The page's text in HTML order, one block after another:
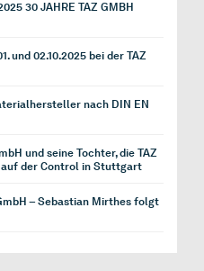
30 JAHRE TAZ GMBH
und 02.10.2025 bei der TAZ
nach DIN EN
und seine Tochter, die TAZ
auf der Control in Stuttgart
– Sebastian Mirthes folgt